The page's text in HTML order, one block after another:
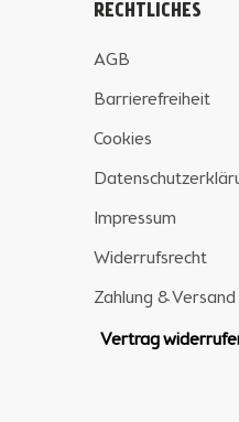
RECHTLICHES
AGB
Barrierefreiheit
Cookies
Impressum
Widerrufsrecht
Zahlung & Versand
Vertrag